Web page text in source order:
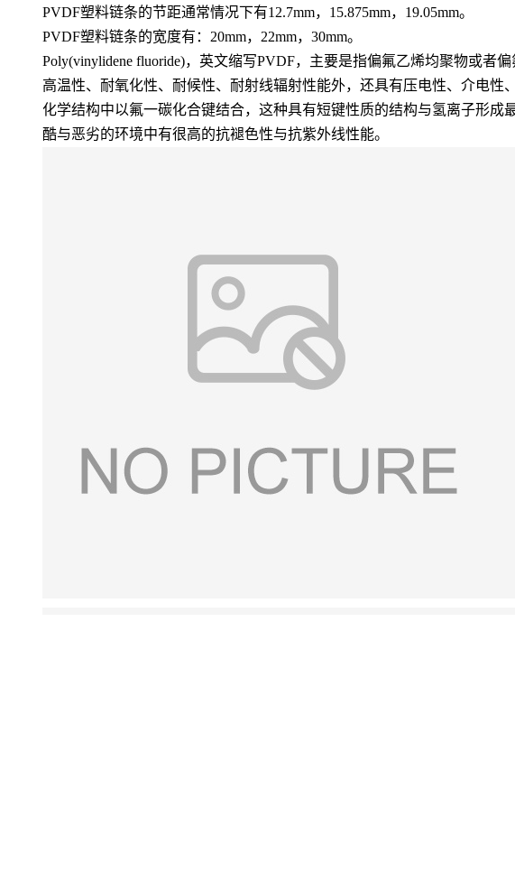
PVDF塑料链条的节距通常情况下有12.7mm，15.875mm，19.05mm。
PVDF塑料链条的宽度有：20mm，22mm，30mm。
Poly(vinylidene fluoride)，英文缩写PVDF，主要是指偏氟乙烯均聚物或
高温性、耐氧化性、耐候性、耐射线辐射性能外，还具有压电性、介电性
化学结构中以氟一碳化合键结合，这种具有短键性质的结构与氢离子形
酷与恶劣的环境中有很高的抗褪色性与抗紫外线性能。